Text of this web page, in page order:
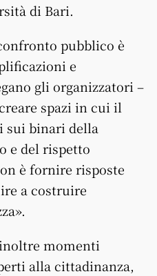
di Bari.
pubblico è
e
gli organizzatori –
spazi in cui il
sui binari della
e del rispetto
è fornire risposte
a costruire
momenti
alla cittadinanza,